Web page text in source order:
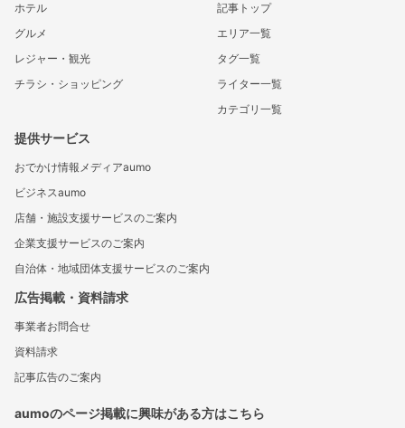
ホテル
グルメ
レジャー・観光
チラシ・ショッピング
記事トップ
エリア一覧
タグ一覧
ライター一覧
カテゴリ一覧
提供サービス
おでかけ情報メディアaumo
ビジネスaumo
店舗・施設支援サービスのご案内
企業支援サービスのご案内
自治体・地域団体支援サービスのご案内
広告掲載・資料請求
事業者お問合せ
資料請求
記事広告のご案内
aumoのページ掲載に興味がある方はこちら